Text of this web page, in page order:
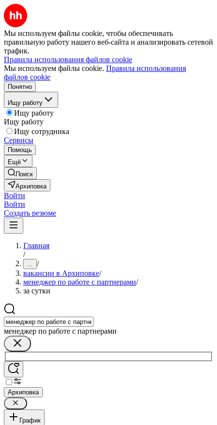
Мы используем файлы cookie, чтобы обеспечивать
правильную работу нашего веб-сайта и анализировать сетевой
трафик.
Правила использования файлов cookie
Мы используем файлы cookie. Правила использования
файлов cookie
Понятно
Ищу работу
Ищу работу
Ищу работу
Ищу сотрудника
Сервисы
Помощь
Ещё
Поиск
Архиповка
Войти
Войти
Создать резюме
Главная
/
... /
вакансии в Архиповке/
менеджер по работе с партнерами/
за сутки
менеджер по работе с партнерами
Архиповка
График